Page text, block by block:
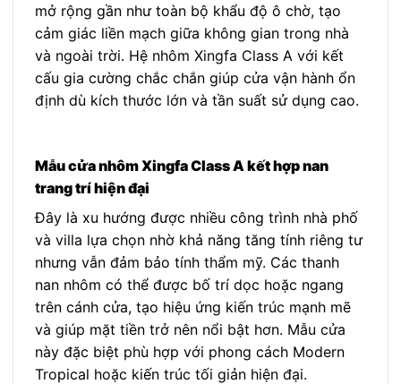
mở rộng gần như toàn bộ khẩu độ ô chờ, tạo
cảm giác liền mạch giữa không gian trong nhà
và ngoài trời. Hệ nhôm Xingfa Class A với kết
cấu gia cường chắc chắn giúp cửa vận hành ổn
định dù kích thước lớn và tần suất sử dụng cao.
Mẫu cửa nhôm Xingfa Class A kết hợp nan
trang trí hiện đại
Đây là xu hướng được nhiều công trình nhà phố
và villa lựa chọn nhờ khả năng tăng tính riêng tư
nhưng vẫn đảm bảo tính thẩm mỹ. Các thanh
nan nhôm có thể được bố trí dọc hoặc ngang
trên cánh cửa, tạo hiệu ứng kiến trúc mạnh mẽ
và giúp mặt tiền trở nên nổi bật hơn. Mẫu cửa
này đặc biệt phù hợp với phong cách Modern
Tropical hoặc kiến trúc tối giản hiện đại.